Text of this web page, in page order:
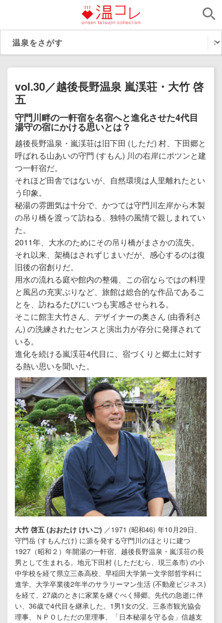
vol.30／越後長野温泉 嵐渓荘・大竹 啓
五
守門川畔の一軒宿を名宿へと進化させた4代目
湯守の宿にかける思いとは？
越後長野温泉・嵐渓荘は旧下田 (しただ) 村、下田郷と
呼ばれる山あいの守門 (すもん) 川の右岸にポツンと建
つ一軒宿だ。
それほど田舎ではないが、自然環境は人里離れたとい
う印象。
秘湯の雰囲気は十分で、かつては守門川左岸から木製
の吊り橋を渡って訪ねる、独特の風情で親しまれてい
た。
2011年、大水のためにその吊り橋がまさかの流失。
それ以来、架橋はされずじまいだが、感心するのは復
旧後の宿創りだ。
用水の流れる庭や館内の整備、この宿ならではの料理
と風呂の充実ぶりなど、旅館は総合的な作品であるこ
とを、訪ねるたびにいつも実感させられる。
そこに館主大竹さん、デザイナーの奥さん (由香利さ
ん) の洗練されたセンスと演出力が存分に発揮されて
いる。
進化を続ける嵐渓荘4代目に、宿づくりと郷土に対す
る熱い思いを聞いた。
大竹 啓五 (おおたけ けいご) ／1971 (昭和46) 年10月29日、
守門岳 (すもんだけ) に源を発する守門川のほとりに建つ
1927（昭和２）年開湯の一軒宿、越後長野温泉・嵐渓荘の長
男として生まれる。地元下田村 (しただむら、現三条市) の小
中学校を経て県立三条高校、早稲田大学第一文学部哲学科に
進学。大学卒業後2年半のサラリーマン生活 (不動産ビジネス)
を経て、27歳のときに家業を継ぐべく帰郷。先代の急逝に伴
い、36歳で4代目を継承した。1男1女の父。三条市観光協会
理事、ＮＰＯしただの里理事、「日本秘湯を守る会」信越支